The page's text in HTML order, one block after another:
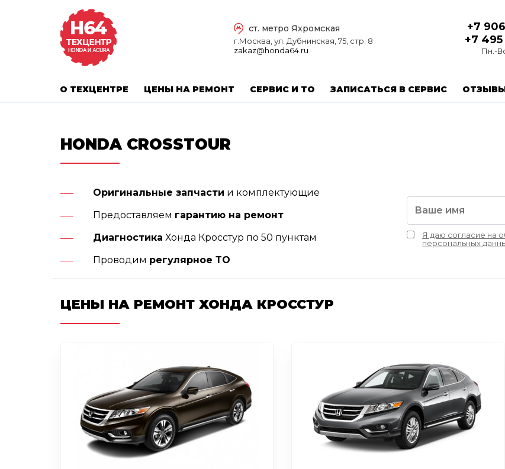
ст. метро Яхромская
г.Москва, ул. Дубнинская, 75, стр. 8
zakaz@honda64.ru
+7
+7
Пн.-
О ТЕХЦЕНТРЕ ЦЕНЫ НА РЕМОНТ СЕРВИС И ТО ЗАПИСАТЬСЯ В СЕРВИС
HONDA CROSSTOUR
Оригинальные запчасти и комплектующие
Предоставляем гарантию на ремонт
Диагностика Хонда Кросстур по 50 пунктам
Проводим регулярное ТО
Я даю согласие на
персональных
ЦЕНЫ НА РЕМОНТ ХОНДА КРОССТУР